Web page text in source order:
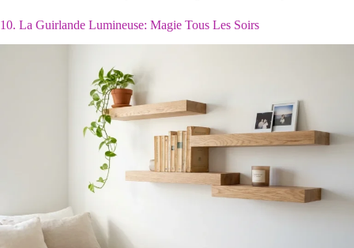
10. La Guirlande Lumineuse: Magie Tous Les Soirs